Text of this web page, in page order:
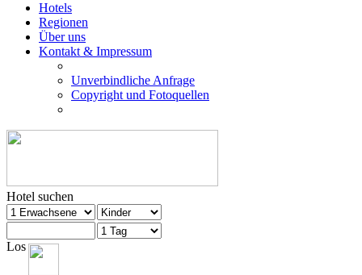
Hotels
Regionen
Über uns
Kontakt & Impressum
Unverbindliche Anfrage
Copyright und Fotoquellen
Hotel suchen
Los